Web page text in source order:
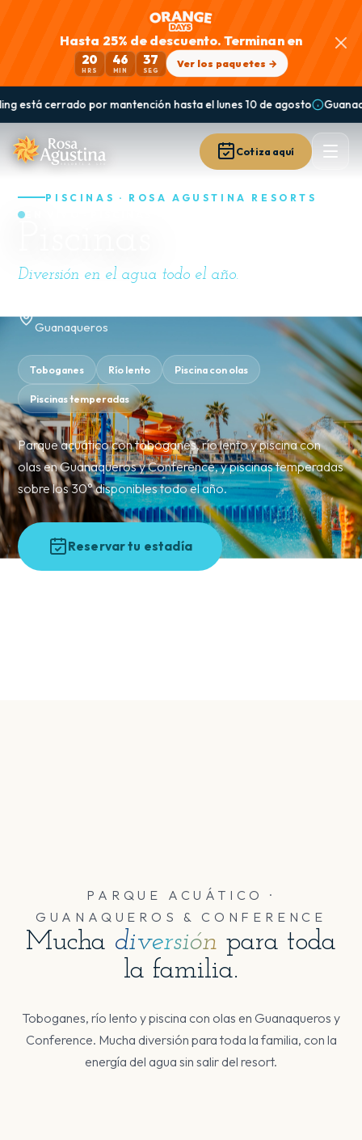
Hasta 25% de descuento. Terminan en
20
HRS
46
MIN
34
SEG
Ver los paquetes →
el lunes 10 de agosto Guanaqueros: la piscina central sigue en
Cotiza aquí
PISCINAS · ROSA AGUSTINA RESORTS
Diversión en el agua todo el año.
Guanaqueros
Toboganes Río lento Piscina con olas
Piscinas temperadas
Parque acuático con toboganes, río lento y piscina con
olas en Guanaqueros y Conference, y piscinas temperadas
sobre los 30° disponibles todo el año.
Reservar tu estadía
PARQUE ACUÁTICO ·
GUANAQUEROS & CONFERENCE
Mucha diversión para toda
la familia.
Toboganes, río lento y piscina con olas en Guanaqueros y
Conference. Mucha diversión para toda la familia, con la
energía del agua sin salir del resort.